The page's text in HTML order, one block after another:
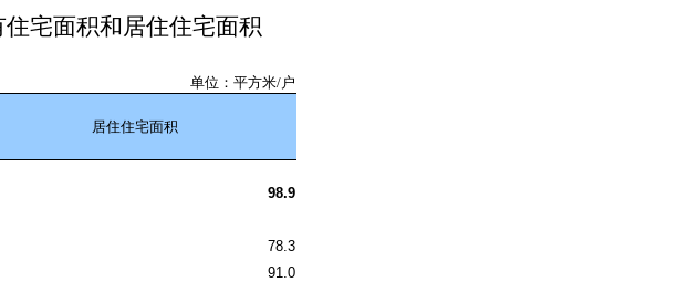
宅面积和居住住宅面积
单位：平方米/户
居住住宅面积
98.9
78.3
91.0